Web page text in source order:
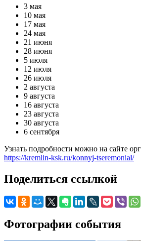
3 мая
10 мая
17 мая
24 мая
21 июня
28 июня
5 июля
12 июля
26 июля
2 августа
9 августа
16 августа
23 августа
30 августа
6 сентября
Узнать подробности можно на сайте
https://kremlin-ksk.ru/konnyj-tseremonial/
Поделиться ссылкой
Фотографии события